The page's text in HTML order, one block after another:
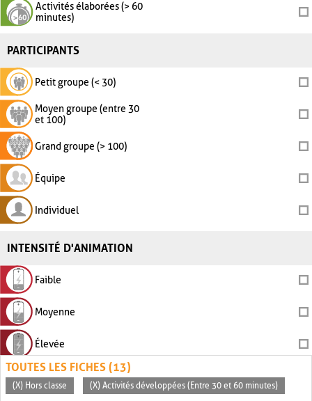
Activités élaborées (> 60
minutes)
PARTICIPANTS
Petit groupe (< 30)
Moyen groupe (entre 30
et 100)
Grand groupe (> 100)
Équipe
Individuel
INTENSITÉ D'ANIMATION
Faible
Moyenne
Élevée
TOUTES LES FICHES (13)
(X) Hors classe (X) Activités développées (Entre 30 et 60 minutes)